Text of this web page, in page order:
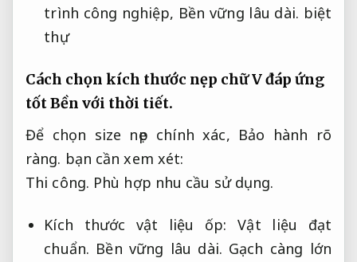
trình công nghiệp, Bền vững lâu dài. biệt
thự
Cách chọn kích thước nẹp chữ V đáp ứng
tốtBền với thời tiết.
Để chọn size nẹp chính xác, Bảo hành rõ
ràng. bạn cần xem xét:
Thi công. Phù hợp nhu cầu sử dụng.
Kích thước vật liệu ốp:Vật liệu đạt
chuẩn. Bền vững lâu dài. Gạch càng lớn